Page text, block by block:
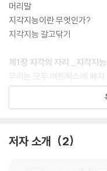
머리말
지각지능이란 무엇인가?
지각지능 갈고닦기
제1장 지각의 자리 _지각지
우리는 모두 매트릭스에 빠
지각의 문을 열면서
제2장 물질 위의(또는 아래
저자 소개 2